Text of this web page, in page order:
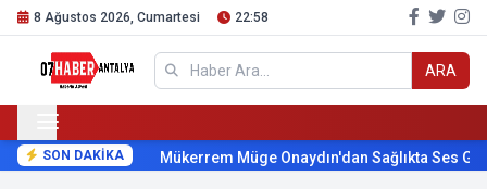
8 Ağustos 2026, Cumartesi 22:58
ARA
SON DAKİKA Mükerrem Müge Onaydın'dan Sağlıkta Ses